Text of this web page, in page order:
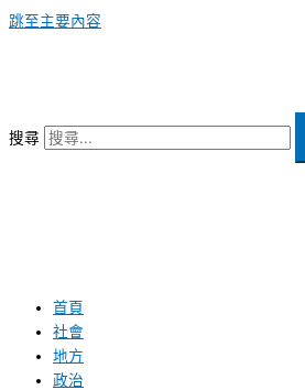
跳至主要內容
搜尋
首頁
社會
地方
政治